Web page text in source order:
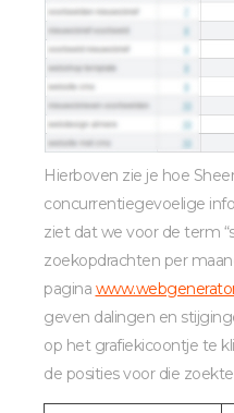
Hierboven zie je hoe
concurrentiegevoelige
ziet dat we voor de term
zoekopdrachten per
pagina
geven dalingen en
op het grafiekicoontje te
de posities voor die